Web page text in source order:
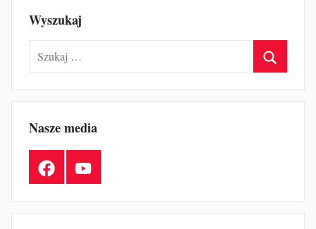
Wyszukaj
Szukaj:
Nasze media
FacebookYouTube